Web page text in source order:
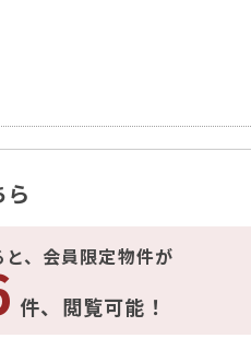
ら
、会員限定物件が
件、 閲覧可能！